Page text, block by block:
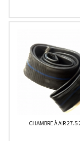
CHAMBRE À AIR 27.5